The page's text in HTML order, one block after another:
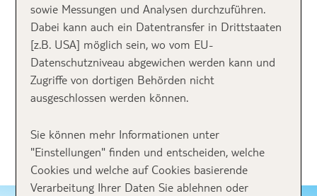
sowie Messungen und Analysen durchzuführen.
Dabei kann auch ein Datentransfer in Drittstaaten
[z.B. USA] möglich sein, wo vom EU-
Datenschutzniveau abgewichen werden kann und
Zugriffe von dortigen Behörden nicht
ausgeschlossen werden können.
Sie können mehr Informationen unter
"Einstellungen" finden und entscheiden, welche
Cookies und welche auf Cookies basierende
Verarbeitung Ihrer Daten Sie ablehnen oder